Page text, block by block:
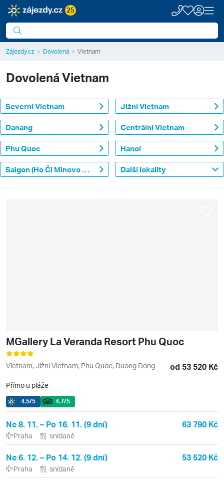
25
Zájezdy.cz Dovolená Vietnam
DovolenáVietnam
Severní Vietnam Jižní Vietnam
Danang Centrální Vietnam
Phu Quoc Hanoi
Saigon (Ho Či Minovo město) Další lokality
MGallery La Veranda Resort Phu Quoc
Vietnam, Jižní Vietnam, Phu Quoc, Duong Dong od 53 520 Kč
Přímo u pláže
4.5/5 4.7/5
Ne 8. 11. – Po 16. 11. (9 dní) 63 790 Kč
Praha snídaně
Ne 6. 12. – Po 14. 12. (9 dní) 53 520 Kč
Praha snídaně